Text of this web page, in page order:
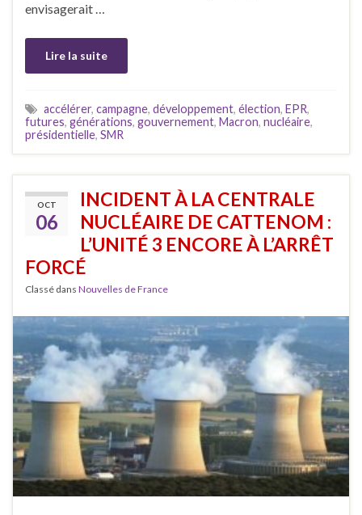
envisagerait …
Lire la suite
accélérer, campagne, développement, élection, EPR,
futures, générations, gouvernement, Macron, nucléaire,
présidentielle, SMR
OCT
06
INCIDENT À LA CENTRALE
NUCLÉAIRE DE CATTENOM :
L’UNITÉ 3 ENCORE À L’ARRÊT
FORCÉ
Classé dans Nouvelles de France